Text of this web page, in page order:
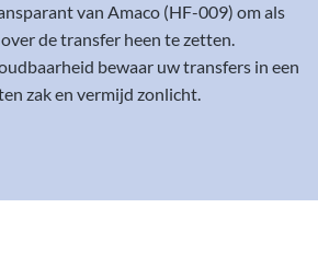
van Amaco (HF-009) om als
de transfer heen te zetten.
bewaar uw transfers in een
zak en vermijd zonlicht.